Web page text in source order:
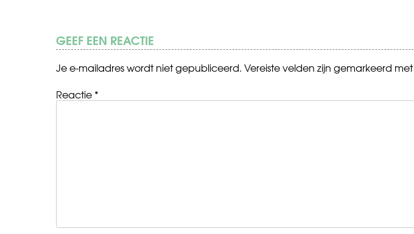
GEEF EEN REACTIE
Je e-mailadres wordt niet gepubliceerd. Vereiste velden zijn gemarkeerd met
Reactie *